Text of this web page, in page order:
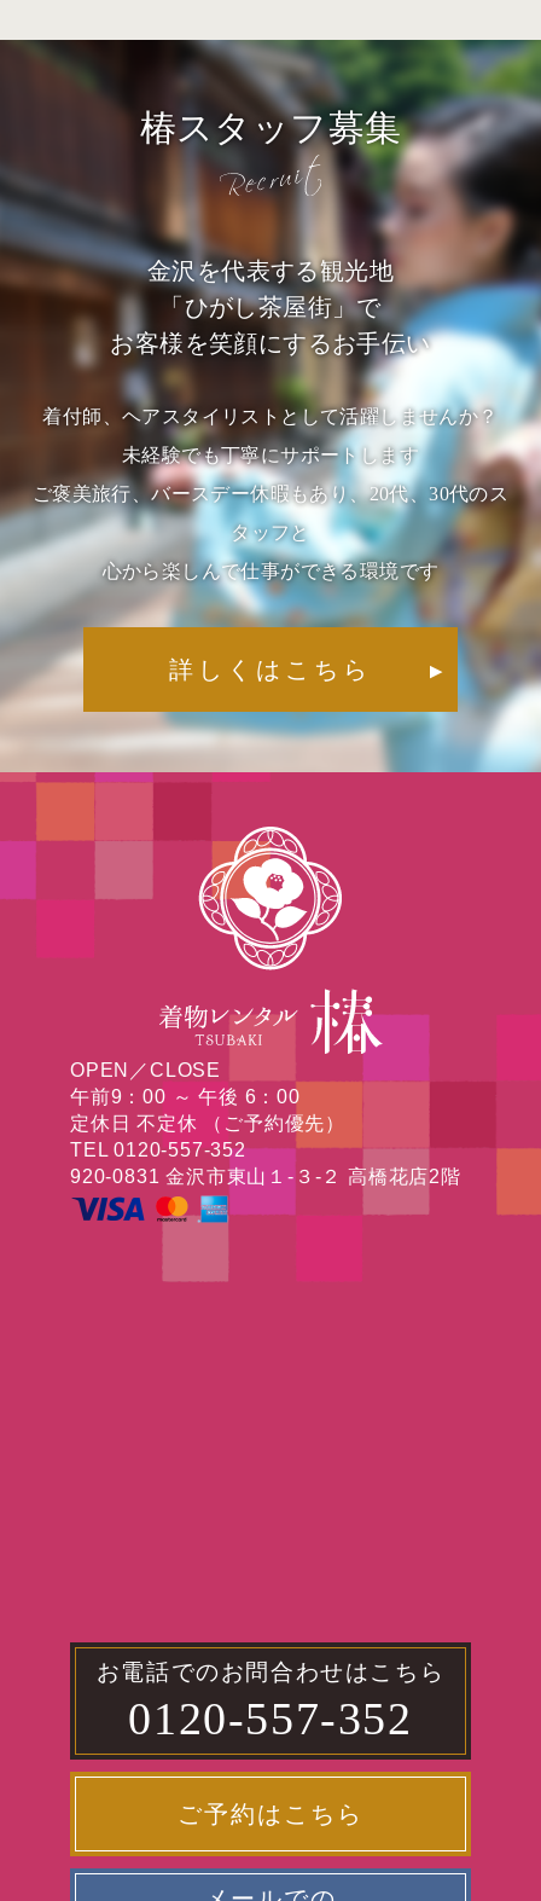
椿スタッフ募集
金沢を代表する観光地
「ひがし茶屋街」で
お客様を笑顔にするお手伝い
着付師、ヘアスタイリストとして活躍しませんか？
未経験でも丁寧にサポートします
ご褒美旅行、バースデー休暇もあり、20代、30代のス
タッフと
心から楽しんで仕事ができる環境です
詳しくはこちら ▶︎
OPEN／CLOSE
午前9：00 ～ 午後 6：00
定休日 不定休 （ご予約優先）
TEL 0120-557-352
920-0831 金沢市東山１-３-２ 高橋花店2階
お電話でのお問合わせはこちら
0120-557-352
ご予約はこちら